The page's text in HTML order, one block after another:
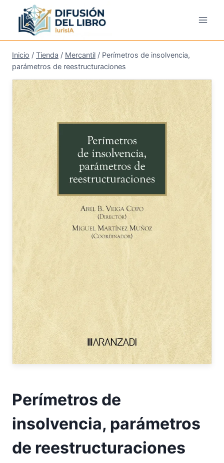
contenido
Inicio / Tienda / Mercantil / Perímetros de insolvencia,
parámetros de reestructuraciones
¡Oferta!
Perímetros de
insolvencia, parámetros
de reestructuraciones